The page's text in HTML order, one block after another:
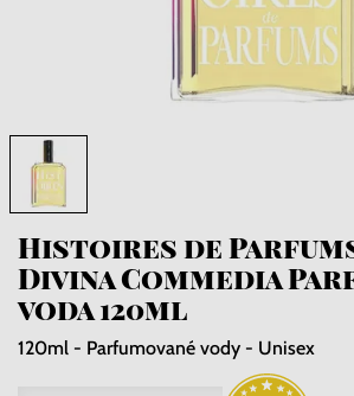
Histoires de Parfums
Divina Commedia
voda 120ml
120ml - Parfumované vody - Unisex